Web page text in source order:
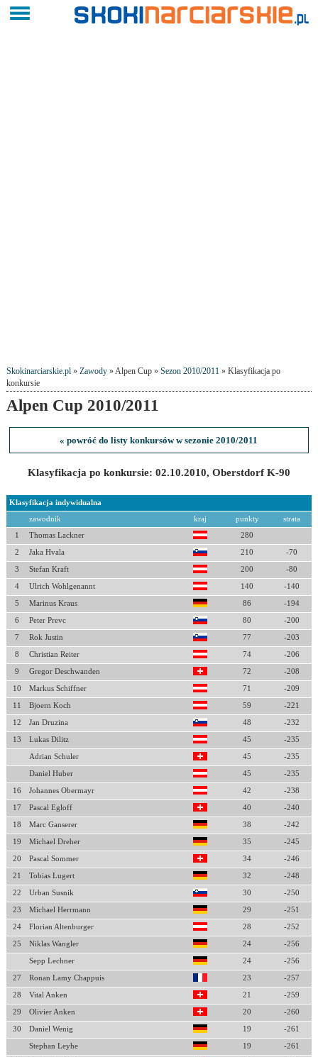
Skokinarciarskie.pl» Zawody» Alpen Cup » Sezon 2010/2011» Klasyfikacja po
konkursie
Alpen Cup 2010/2011
« powróć do listy konkursów w sezonie 2010/2011
Klasyfikacja po konkursie: 02.10.2010, Oberstdorf K-90
Klasyfikacja indywidualna
zawodnik kraj punkty strata
1 Thomas Lackner 280
2 Jaka Hvala 210 -70
3 Stefan Kraft 200 -80
4 Ulrich Wohlgenannt 140 -140
5 Marinus Kraus 86 -194
6 Peter Prevc 80 -200
7 Rok Justin 77 -203
8 Christian Reiter 74 -206
9 Gregor Deschwanden 72 -208
10 Markus Schiffner 71 -209
11 Bjoern Koch 59 -221
12 Jan Druzina 48 -232
13 Lukas Dilitz 45 -235
Adrian Schuler 45 -235
Daniel Huber 45 -235
16 Johannes Obermayr 42 -238
17 Pascal Egloff 40 -240
18 Marc Ganserer 38 -242
19 Michael Dreher 35 -245
20 Pascal Sommer 34 -246
21 Tobias Lugert 32 -248
22 Urban Susnik 30 -250
23 Michael Herrmann 29 -251
24 Florian Altenburger 28 -252
25 Niklas Wangler 24 -256
Sepp Lechner 24 -256
27 Ronan Lamy Chappuis 23 -257
28 Vital Anken 21 -259
29 Olivier Anken 20 -260
30 Daniel Wenig 19 -261
Stephan Leyhe 19 -261